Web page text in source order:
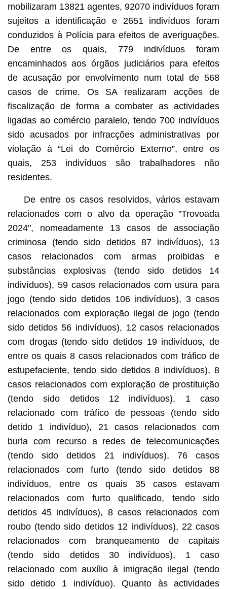
mobilizaram 13821 agentes, 92070 indivíduos foram
sujeitos a identificação e 2651 indivíduos foram
conduzidos à Polícia para efeitos de averiguações.
De entre os quais, 779 indivíduos foram
encaminhados aos órgãos judiciários para efeitos
de acusação por envolvimento num total de 568
casos de crime. Os SA realizaram acções de
fiscalização de forma a combater as actividades
ligadas ao comércio paralelo, tendo 700 indivíduos
sido acusados por infracções administrativas por
violação à “Lei do Comércio Externo”, entre os
quais, 253 indivíduos são trabalhadores não
residentes.
De entre os casos resolvidos, vários estavam
relacionados com o alvo da operação "Trovoada
2024", nomeadamente 13 casos de associação
criminosa (tendo sido detidos 87 indivíduos), 13
casos relacionados com armas proibidas e
substâncias explosivas (tendo sido detidos 14
indivíduos), 59 casos relacionados com usura para
jogo (tendo sido detidos 106 indivíduos), 3 casos
relacionados com exploração ilegal de jogo (tendo
sido detidos 56 indivíduos), 12 casos relacionados
com drogas (tendo sido detidos 19 indivíduos, de
entre os quais 8 casos relacionados com tráfico de
estupefaciente, tendo sido detidos 8 indivíduos), 8
casos relacionados com exploração de prostituição
(tendo sido detidos 12 indivíduos), 1 caso
relacionado com tráfico de pessoas (tendo sido
detido 1 indivíduo), 21 casos relacionados com
burla com recurso a redes de telecomunicações
(tendo sido detidos 21 indivíduos), 76 casos
relacionados com furto (tendo sido detidos 88
indivíduos, entre os quais 35 casos estavam
relacionados com furto qualificado, tendo sido
detidos 45 indivíduos), 8 casos relacionados com
roubo (tendo sido detidos 12 indivíduos), 22 casos
relacionados com branqueamento de capitais
(tendo sido detidos 30 indivíduos), 1 caso
relacionado com auxílio à imigração ilegal (tendo
sido detido 1 indivíduo). Quanto às actividades